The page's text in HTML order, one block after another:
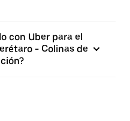
con Uber para el
- Colinas de